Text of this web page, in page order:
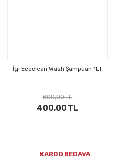
İgl Ecoclean Wash Şampuan 1LT
800,00 TL
400,00 TL
KARGO BEDAVA